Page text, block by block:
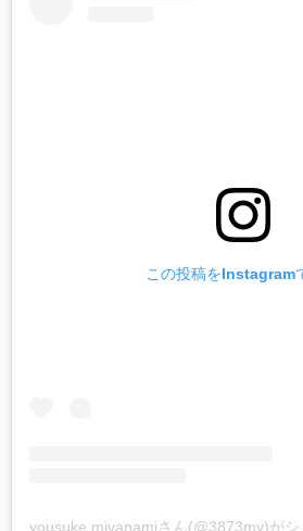
この投稿をInstagram
yousuke miyanamiさん(@3873my)がシ